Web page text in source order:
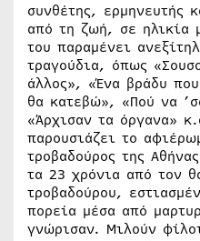
συνθέτης, ερμηνευτής
από τη ζωή, σε ηλικία
του παραμένει
τραγούδια, όπως
άλλος», «Ένα βράδυ
θα κατεβώ», «Πού να
«Άρχισαν τα όργανα»
παρουσιάζει το
τροβαδούρος της
τα 23 χρόνια από τον
τροβαδούρου,
πορεία μέσα από
γνώρισαν. Μιλούν